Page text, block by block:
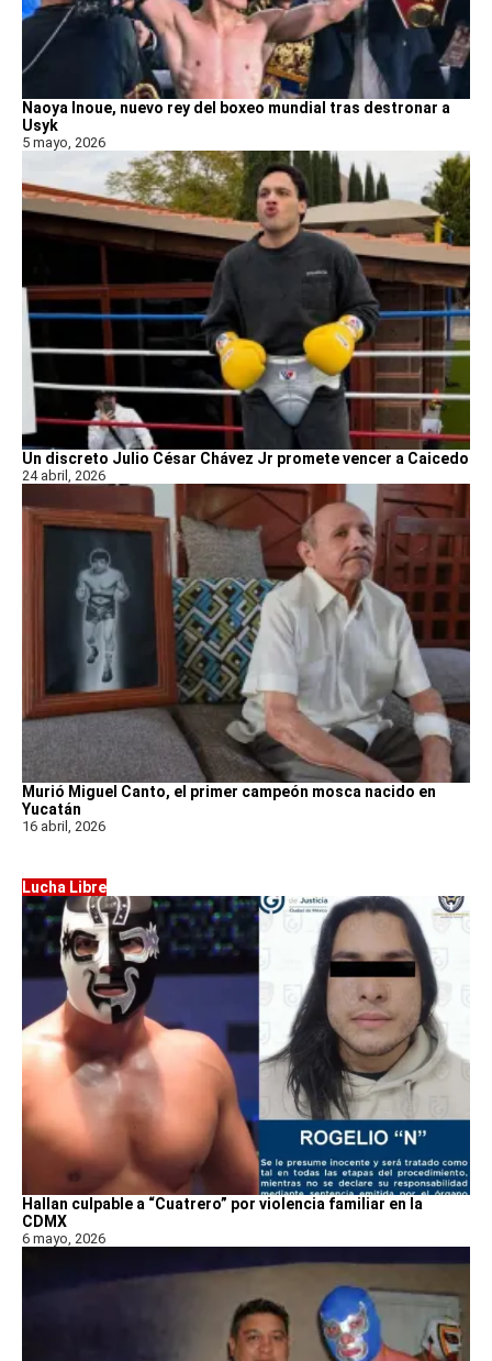
Naoya Inoue, nuevo rey del boxeo mundial tras destronar a
Usyk
5 mayo, 2026
Un discreto Julio César Chávez Jr promete vencer a Caicedo
24 abril, 2026
Murió Miguel Canto, el primer campeón mosca nacido en
Yucatán
16 abril, 2026
Lucha Libre
Hallan culpable a “Cuatrero” por violencia familiar en la
CDMX
6 mayo, 2026